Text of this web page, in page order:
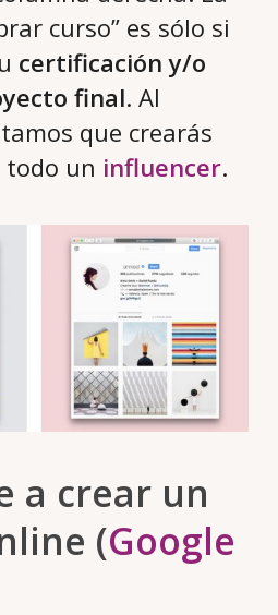
curso” es sólo si
certificación y/o
final. Al
que crearás
todo un influencer.
a crear un
(Google